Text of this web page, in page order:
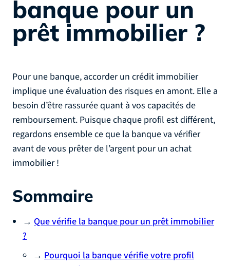
banque pour un
prêt immobilier ?
Pour une banque, accorder un crédit immobilier
implique une évaluation des risques en amont. Elle a
besoin d’être rassurée quant à vos capacités de
remboursement. Puisque chaque profil est différent,
regardons ensemble ce que la banque va vérifier
avant de vous prêter de l’argent pour un achat
immobilier !
Sommaire
→ Que vérifie la banque pour un prêt immobilier
?
→ Pourquoi la banque vérifie votre profil